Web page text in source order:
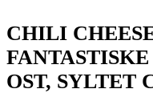
CHILI
OST, SYLTET